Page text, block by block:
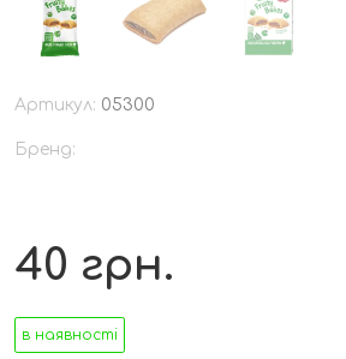
Артикул: 05300
Бренд:
40 грн.
в наявності